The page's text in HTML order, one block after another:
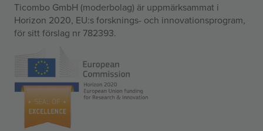
Ticombo GmbH (moderbolag) är uppmärksammat i
Horizon 2020, EU:s forsknings- och innovationsprogram,
för sitt förslag nr 782393.